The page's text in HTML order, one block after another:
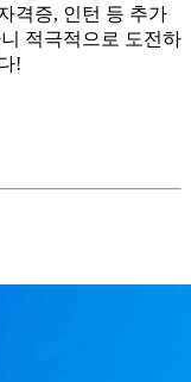
격증, 인턴 등 추가
적극적으로 도전하
!